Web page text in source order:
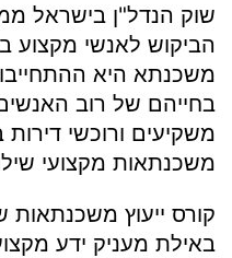
שוק הנדל"ן בישראל
הביקוש לאנשי מקצוע
משכנתא היא
בחייהם של רוב
משקיעים ורוכשי דירות
משכנתאות מקצועי
קורס ייעוץ
באילת מעניק ידע